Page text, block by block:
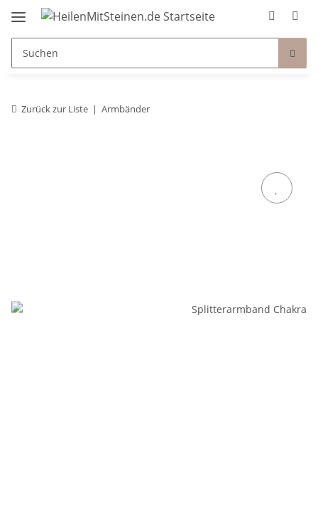
Zurück zur Liste Armbänder